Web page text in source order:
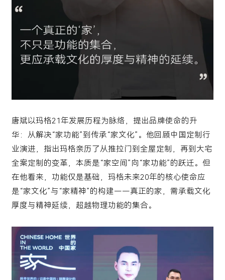
唐斌以玛格21年发展历程为脉络，提出品牌使命的升
华：从解决“家功能”到传承“家文化”。他回顾中国定制行
业演进，指出玛格亲历了从推拉门到全屋定制，再到大宅
全案定制的变革，本质是“家空间”向“家功能”的跃迁。但
在他看来，功能仅是基础，玛格未来20年的核心使命应
是“家文化”与“家精神”的构建——真正的家，需承载文化
厚度与精神延续，超越物理功能的集合。